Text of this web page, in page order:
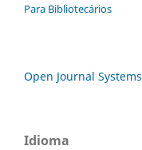
Para Bibliotecários
Open Journal Systems
Idioma